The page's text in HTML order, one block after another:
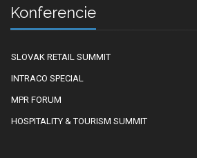
Konferencie
SLOVAK RETAIL SUMMIT
INTRACO SPECIAL
MPR FORUM
HOSPITALITY & TOURISM SUMMIT